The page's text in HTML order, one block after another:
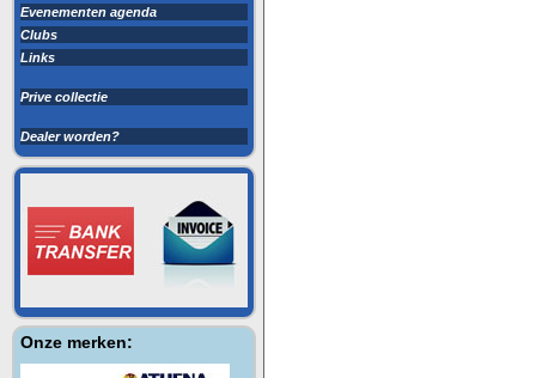
Evenementen agenda
Clubs
Links
Prive collectie
Dealer worden?
Onze merken: